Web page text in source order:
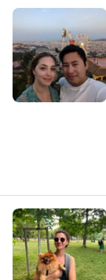
V
B